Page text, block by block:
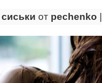
сиськи от pechenko